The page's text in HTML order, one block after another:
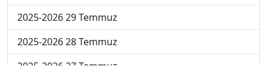
2025-2026 29 Temmuz
2025-2026 28 Temmuz
2025-2026 27 Temmuz